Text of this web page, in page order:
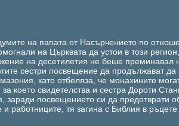
на папата от Насърчението по
на Църквата да устои в този
на десетилетия не беше преминавал
сестри посвещение да продължават
като отбеляза, че монахините
което свидетелства и сестра Дороти
заради посвещението си да предотврати
работниците, тя загина с Библия в ръцете